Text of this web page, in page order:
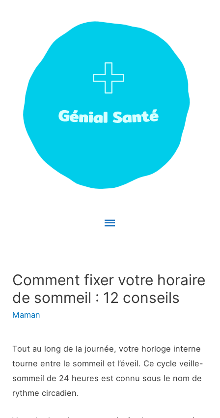
Menu
Comment fixer votre horaire
de sommeil : 12 conseils
Maman
Tout au long de la journée, votre horloge interne
tourne entre le sommeil et l’éveil. Ce cycle veille-
sommeil de 24 heures est connu sous le nom de
rythme circadien.